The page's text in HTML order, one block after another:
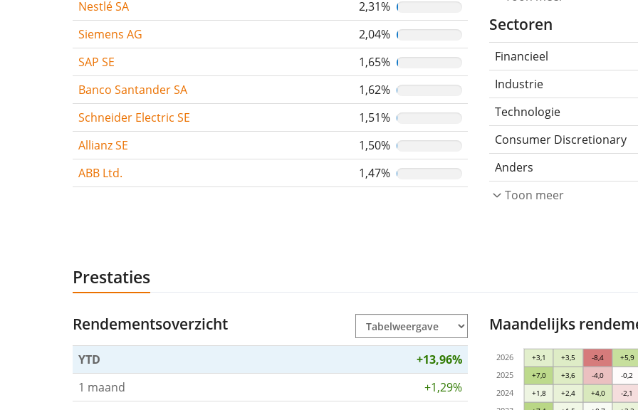
Nestlé SA
2,31%
Siemens AG
2,04%
SAP SE
1,65%
Banco Santander SA
1,62%
Schneider Electric SE
1,51%
Allianz SE
1,50%
ABB Ltd.
1,47%
Sectoren
Financieel
Industrie
Technologie
Consumer Discretionary
Anders
Toon meer
Prestaties
Rendementsoverzicht
YTD
+13,96%
1 maand
+1,29%
Maandelijks
+1,8 +2,4 +4,0 -2,1
+7,0 +3,6 -4,0 -0,2
+3,1 +3,5 -8,4 +5,9
2024
2025
2026